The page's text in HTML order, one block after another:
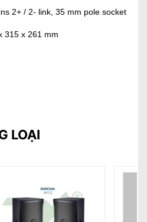
2+ / 2- link, 35 mm pole socket
315 x 261 mm
LOẠI